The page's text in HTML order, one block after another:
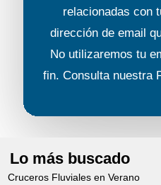
relacionadas con
dirección de email
No utilizaremos tu
fin. Consulta nuestra
Lo más buscado
Cruceros Fluviales en Verano